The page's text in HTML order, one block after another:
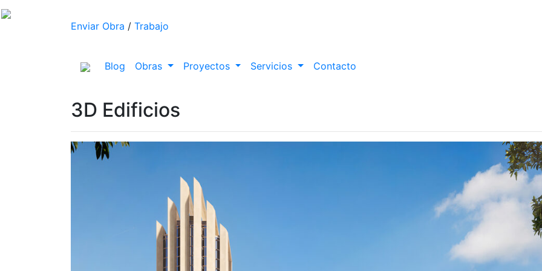
Enviar Obra / Trabajo
Blog (current)
Obras Proyectos Servicios Contacto
3D Edificios